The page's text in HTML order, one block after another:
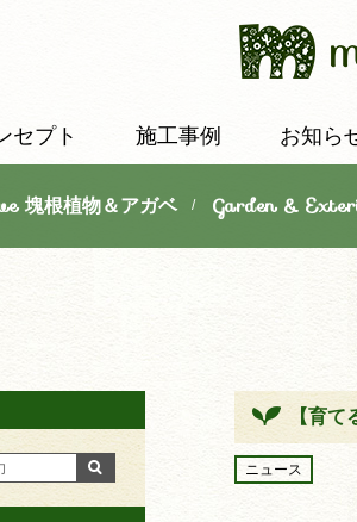
セプト 施工事例 お知ら
塊根植物＆アガベ/Garden &
【育
ニュース